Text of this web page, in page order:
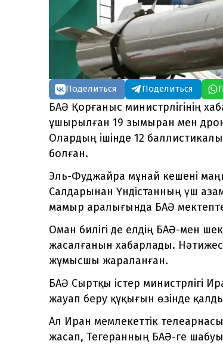
Поделиться Поделиться
БАӘ Қорғаныс министрлігінің
ұшырылған 19 зымыран мен
Олардың ішінде 12
болған.
Эль-Фуджайра мұнай кешені
Салдарынан Үндістанның үш
мамыр аралығында БАӘ
Оман билігі де елдің БАӘ-мен
жасалғанын хабарлады.
жұмысшы жараланған.
БАӘ Сыртқы істер министрлігі
жауап беру құқығын өзінде
Ал Иран мемлекеттік
жасап, Тегеранның БАӘ-ге